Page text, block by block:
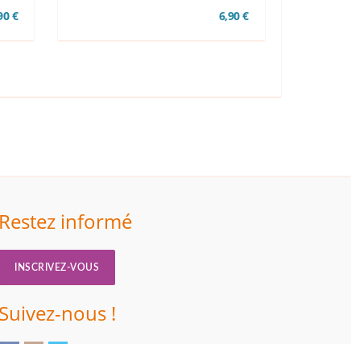
€ 6,90 €
Restez informé
INSCRIVEZ-VOUS
Suivez-nous !